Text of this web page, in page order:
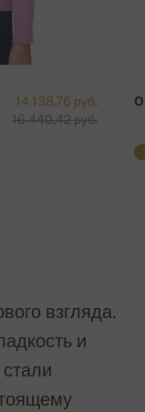
14 138,76 руб.
16 440,42 руб.
взгляда.
и